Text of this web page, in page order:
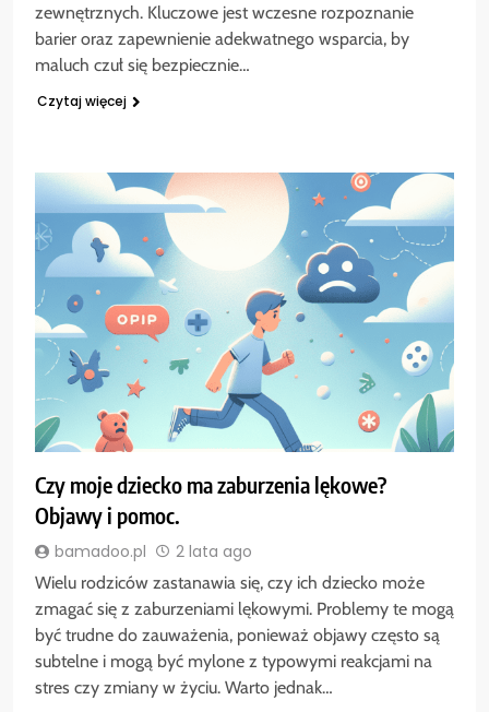
zewnętrznych. Kluczowe jest wczesne rozpoznanie
barier oraz zapewnienie adekwatnego wsparcia, by
maluch czuł się bezpiecznie…
Czytaj więcej
Czy moje dziecko ma zaburzenia lękowe?
Objawy i pomoc.
bamadoo.pl 2 lata ago
Wielu rodziców zastanawia się, czy ich dziecko może
zmagać się z zaburzeniami lękowymi. Problemy te mogą
być trudne do zauważenia, ponieważ objawy często są
subtelne i mogą być mylone z typowymi reakcjami na
stres czy zmiany w życiu. Warto jednak…